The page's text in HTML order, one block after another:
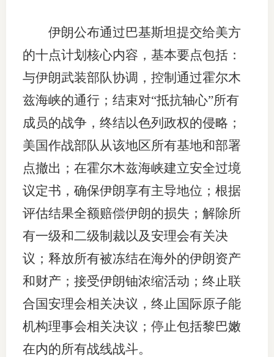
伊朗公布通过巴基斯坦提交给美方
的十点计划核心内容，基本要点包括：
与伊朗武装部队协调，控制通过霍尔木
兹海峡的通行；结束对“抵抗轴心”所有
成员的战争，终结以色列政权的侵略；
美国作战部队从该地区所有基地和部署
点撤出；在霍尔木兹海峡建立安全过境
议定书，确保伊朗享有主导地位；根据
评估结果全额赔偿伊朗的损失；解除所
有一级和二级制裁以及安理会有关决
议；释放所有被冻结在海外的伊朗资产
和财产；接受伊朗铀浓缩活动；终止联
合国安理会相关决议，终止国际原子能
机构理事会相关决议；停止包括黎巴嫩
在内的所有战线战斗。